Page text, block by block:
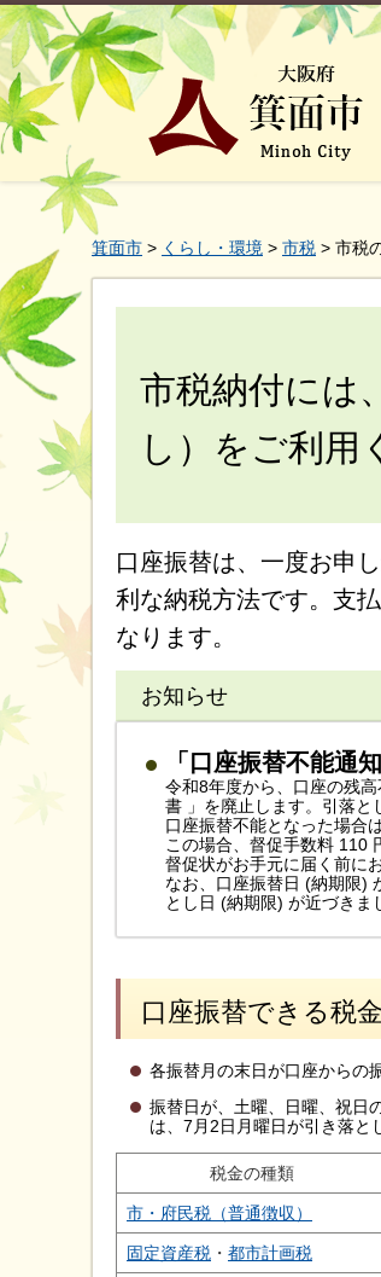
箕面市 > くらし・環境 > 市税 > 市税
市税納付には
し）をご利用
口座振替は、一度お申
利な納税方法です。支
なります。
お知らせ
「口座振替不能通
令和8年度から、口座の残
書 」を廃止します。引落と
口座振替不能となった場合
この場合、督促手数料 110
督促状がお手元に届く前に
なお、口座振替日 (納期限)
とし日 (納期限) が近づきま
口座振替できる税
各振替月の末日が口座からの
振替日が、土曜、日曜、祝日
は、7月2日月曜日が引き落と
税金の種類
市・府民税（普通徴収）
固定資産税 ・ 都市計画税